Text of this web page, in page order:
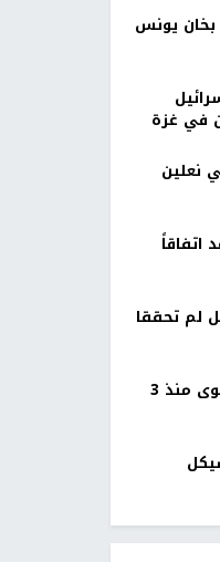
بخان يونس
في غزة
نعلين
اتفاقاً
لم تحققا
أسعار الغذاء ترتفع لأعلى مستوى منذ 3